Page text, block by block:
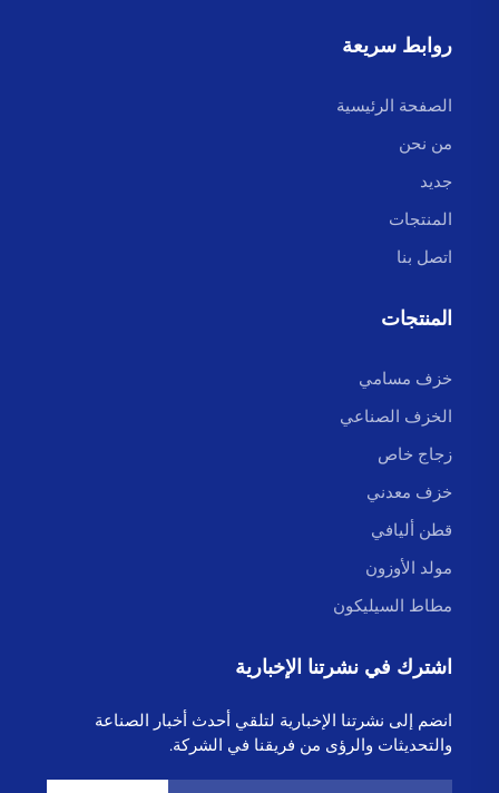
روابط سريعة
الصفحة الرئيسية
من نحن
جديد
المنتجات
اتصل بنا
المنتجات
خزف مسامي
الخزف الصناعي
زجاج خاص
خزف معدني
قطن أليافي
مولد الأوزون
مطاط السيليكون
اشترك في نشرتنا الإخبارية
انضم إلى نشرتنا الإخبارية لتلقي أحدث أخبار الصناعة
والتحديثات والرؤى من فريقنا في الشركة.